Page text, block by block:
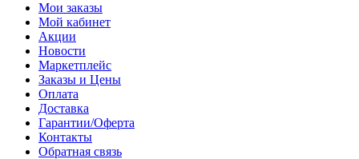
Мои заказы
Мой кабинет
Акции
Новости
Маркетплейс
Заказы и Цены
Оплата
Доставка
Гарантии/Оферта
Контакты
Обратная связь